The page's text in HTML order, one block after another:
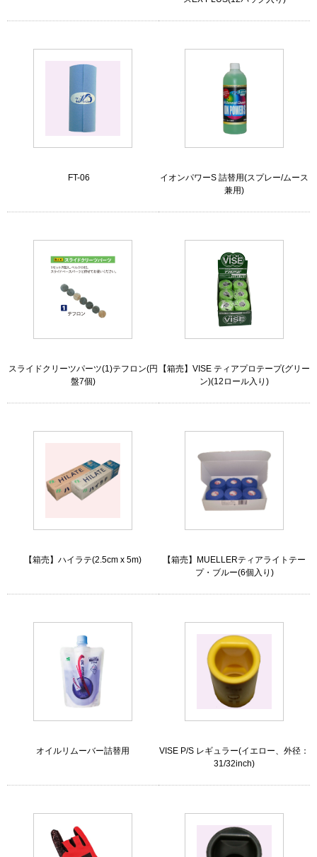
FT-06
イオンパワーS 詰替用(スプレー/ムース
兼用)
スライドクリーツパーツ(1)テフロン(円
盤7個)
【箱売】VISE ティアプロテープ(グリー
ン)(12ロール入り)
【箱売】ハイラテ(2.5cm x 5m)
【箱売】MUELLERティアライトテー
プ・ブルー(6個入り)
オイルリムーバー詰替用
VISE P/S レギュラー(イエロー、外径：
31/32inch)